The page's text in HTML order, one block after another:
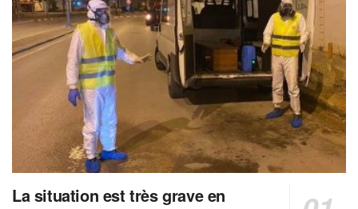
La situation est très grave en